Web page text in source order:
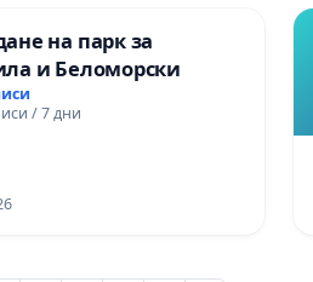
на парк за
и Беломорски
/ 7 дни